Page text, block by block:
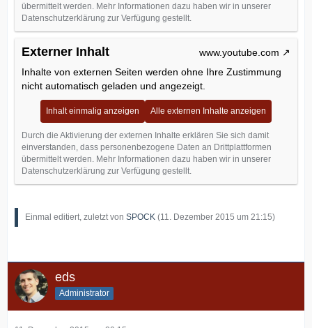
übermittelt werden. Mehr Informationen dazu haben wir in unserer
Datenschutzerklärung zur Verfügung gestellt.
Externer Inhalt
www.youtube.com
Inhalte von externen Seiten werden ohne Ihre Zustimmung
nicht automatisch geladen und angezeigt.
Inhalt einmalig anzeigen Alle externen Inhalte anzeigen
Durch die Aktivierung der externen Inhalte erklären Sie sich damit
einverstanden, dass personenbezogene Daten an Drittplattformen
übermittelt werden. Mehr Informationen dazu haben wir in unserer
Datenschutzerklärung zur Verfügung gestellt.
Einmal editiert, zuletzt von SPOCK (11. Dezember 2015 um 21:15)
eds
Administrator